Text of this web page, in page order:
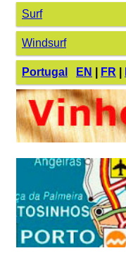
Surf
Windsurf
Portugal EN FR